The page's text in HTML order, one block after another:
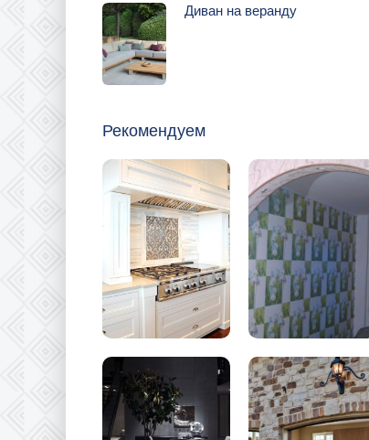
Диван на веранду
Рекомендуем